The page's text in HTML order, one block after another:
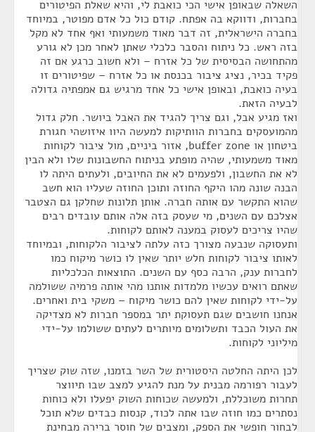
השאלה שבאופן אישי הכי כואבת לי, והיא שאלת הפיטורים
בחברות, ודווקא בה אפתח. קודם כול כל אדם מפוטר, במיוחד
בחברה הישראלית, זה דבר מאוד משמעותי ואף אחד לא מקל
בזה ראש. כל ניתוח והסבר כלכלי שאתן לאחר מכן לא גורע
מהתחושה הבסיסית של כל אזרח – ולא חשוב כרגע אם זה
פקיד בכיר, נציג ציבור בכנסת או כל אזרח – שפיטורים זו
בעיה כואבת, ובאופן אישי כל אחד מרגיש גם אמפתיה גדולה
לבעיה הזאת.
ואז מגיע אבל, וגם צריך להגיד את האבל ביושר. חלק גדול
מהמועסקים בחברות הוותיקות למעשה היוו איזושהי חגורת
ביטחון או buffer zone, אזור ביניים, מול ציבור לקוחות
מאוד משמעותי, שהיה מופתע בניתוח החשבונות שלו ולא הבין
לא את החשבון, ולפעמים לא את החיובים, ולעתים היתה לו
הבנה שונה מהו היקף החוזה ותוכן החוזה שעליו הוא חשב
שהוא התקשר עם אותה חברה. אותן תלונות שחלקן גם הצטבר
אצלכם עם השנים, מי שעסק בזה אלה אותם עובדים רבים
שהיו צריכים לעסוק במענה לאותם לקוחות.
ותעסוקה שנבעה מצורך כזה עלתה לציבור הלקוחות, ובמיוחד
לאותו ציבור לקוחות חלש יותר שאין לו כושר מיקוח כמו
לחברות ענק, הרבה כסף עם השנים. התוצאות הכלכליות
שאתם רואים עכשיו מלמדות אותנו מהי אותה פרמיה ששולמה
על-ידי לקוחות שאין להם כושר מיקוח – משקי בית ואחרים.
אנחנו חושבים שגם תעסוקת יתר במספר חברות לא מצדיקה
את העול הכבד ותשלומים מיותרים לעתים ששולמו על-ידי
מיליוני לקוחות.
לכן היתה החלטה היסטורית של השר בזמנו, שזה שוק שצריך
לעבור רפורמה מבנית על מנת להגיע למצב שבו תיווצר
תחרות משוכללת, ולמעשה שכוחות השוק יפעלו ולא כוחות
נסתרים כמו חוזה שבו אתה לכוד, קנסות כבדים שלא תוכל
לבחור חופשי את הספק, ומצבים של חוסר ברירה מבחינת